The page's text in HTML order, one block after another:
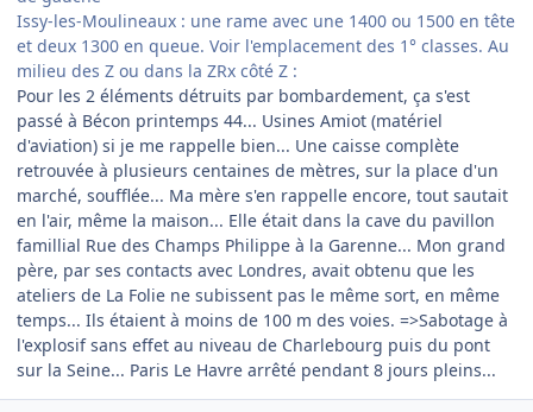
Issy-les-Moulineaux : une rame avec une 1400 ou 1500 en tête
et deux 1300 en queue. Voir l'emplacement des 1° classes. Au
milieu des Z ou dans la ZRx côté Z :
Pour les 2 éléments détruits par bombardement, ça s'est
passé à Bécon printemps 44... Usines Amiot (matériel
d'aviation) si je me rappelle bien... Une caisse complète
retrouvée à plusieurs centaines de mètres, sur la place d'un
marché, soufflée... Ma mère s'en rappelle encore, tout sautait
en l'air, même la maison... Elle était dans la cave du pavillon
famillial Rue des Champs Philippe à la Garenne... Mon grand
père, par ses contacts avec Londres, avait obtenu que les
ateliers de La Folie ne subissent pas le même sort, en même
temps... Ils étaient à moins de 100 m des voies. =>Sabotage à
l'explosif sans effet au niveau de Charlebourg puis du pont
sur la Seine... Paris Le Havre arrêté pendant 8 jours pleins...